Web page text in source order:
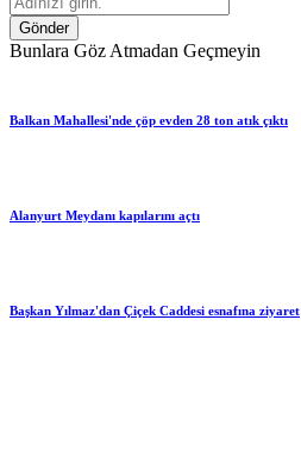
Gönder
Bunlara Göz Atmadan Geçmeyin
Balkan Mahallesi'nde çöp evden 28 ton atık çıktı
Alanyurt Meydanı kapılarını açtı
Başkan Yılmaz'dan Çiçek Caddesi esnafına ziyaret